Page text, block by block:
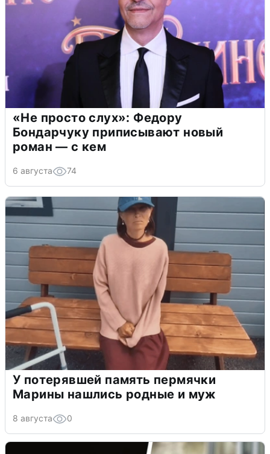
«Не просто слух»: Федору
Бондарчуку приписывают новый
роман — с кем
6 августа 74
У потерявшей память пермячки
Марины нашлись родные и муж
8 августа 0